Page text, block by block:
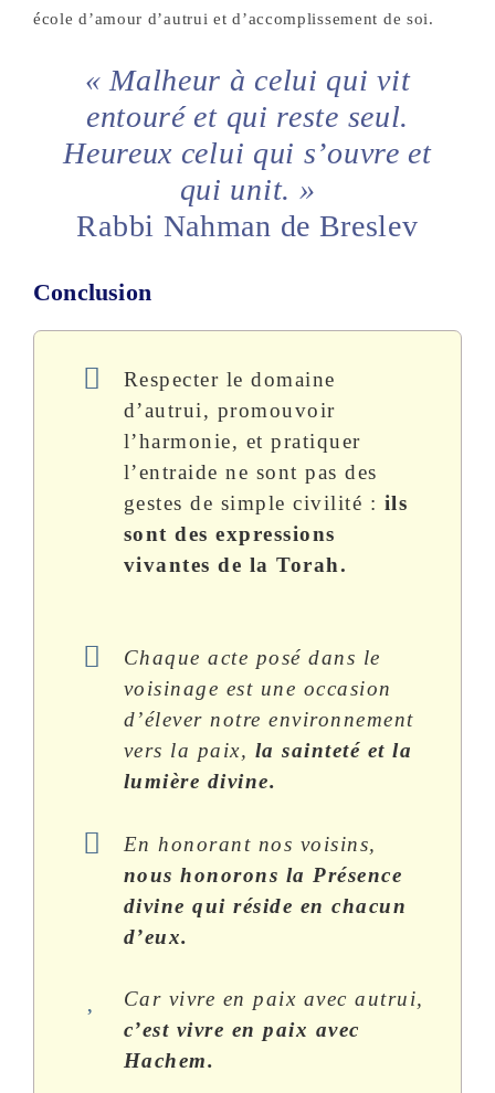
école d’amour d’autrui et d’accomplissement de soi.
« Malheur à celui qui vit
entouré et qui reste seul.
Heureux celui qui s’ouvre et
qui unit. »
Rabbi Nahman de Breslev
Conclusion
Respecter le domaine
d’autrui, promouvoir
l’harmonie, et pratiquer
l’entraide ne sont pas des
gestes de simple civilité : ils
sont des expressions
vivantes de la Torah.
Chaque acte posé dans le
voisinage est une occasion
d’élever notre environnement
vers la paix, la sainteté et la
lumière divine.
En honorant nos voisins,
nous honorons la Présence
divine qui réside en chacun
d’eux.
Car vivre en paix avec autrui,
c’est vivre en paix avec
Hachem.